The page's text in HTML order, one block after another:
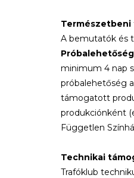
Természetbeni
A bemutatók és
minimum 4 nap
próbalehetőség
támogatott
produkciónként
Független
Technikai
Trafóklub